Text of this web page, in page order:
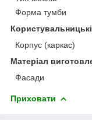
Форма тумби
Корпус (каркас)
Матеріал
Фасади
Приховати